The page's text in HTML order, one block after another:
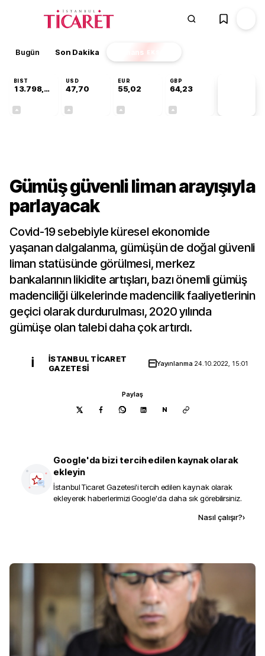
Bugün Son Dakika Finans EKSTRA
BIST
13.798,82
USD
47,70
EUR
55,02
GBP
64,23
Gümüş güvenli liman arayışıyla
parlayacak
Covid-19 sebebiyle küresel ekonomide
yaşanan dalgalanma, gümüşün de doğal güvenli
liman statüsünde görülmesi, merkez
bankalarının likidite artışları, bazı önemli gümüş
madenciliği ülkelerinde madencilik faaliyetlerinin
geçici olarak durdurulması, 2020 yılında
gümüşe olan talebi daha çok artırdı.
İ
İSTANBUL TICARET
GAZETESI
Yayınlanma 24.10.2022, 15:01
Paylaş
N
Google'da bizi tercih edilen kaynak olarak
ekleyin
İstanbul Ticaret Gazetesi'i tercih edilen kaynak olarak
ekleyerek haberlerimizi Google'da daha sık görebilirsiniz.
Nasıl çalışır?›